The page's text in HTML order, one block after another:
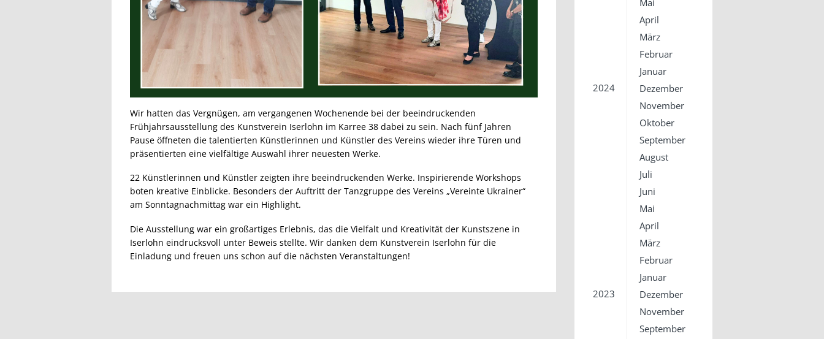
Wir hatten das Vergnügen, am vergangenen Wochenende bei der beeindruckenden
Frühjahrsausstellung des Kunstverein Iserlohn im Karree 38 dabei zu sein. Nach fünf Jahren
Pause öffneten die talentierten Künstlerinnen und Künstler des Vereins wieder ihre Türen und
präsentierten eine vielfältige Auswahl ihrer neuesten Werke.
22 Künstlerinnen und Künstler zeigten ihre beeindruckenden Werke. Inspirierende Workshops
boten kreative Einblicke. Besonders der Auftritt der Tanzgruppe des Vereins „Vereinte Ukrainer“
am Sonntagnachmittag war ein Highlight.
Die Ausstellung war ein großartiges Erlebnis, das die Vielfalt und Kreativität der Kunstszene in
Iserlohn eindrucksvoll unter Beweis stellte. Wir danken dem Kunstverein Iserlohn für die
Einladung und freuen uns schon auf die nächsten Veranstaltungen!
Mai
April
März
Februar
Januar
2024
Dezember
November
Oktober
September
August
Juli
Juni
Mai
April
März
Februar
Januar
2023
Dezember
November
September